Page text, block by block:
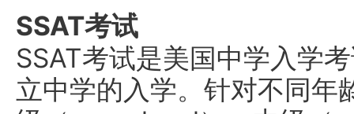
SSAT考试
SSAT考试是美国中学入学
立中学的入学。针对不同年